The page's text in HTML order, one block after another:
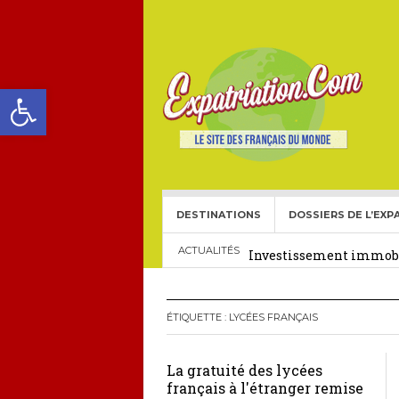
Ouvrir la barre d’outils
DESTINATIONS DOSSIERS DE
ACTUALITÉS
Choisir une école
Investissement
Crédit Immobilier pour
Le visa américain Gold
Héritage pour Français
ÉTIQUETTE : LYCÉES FRANÇAIS
La gratuité des lycées
français à l'étranger remise